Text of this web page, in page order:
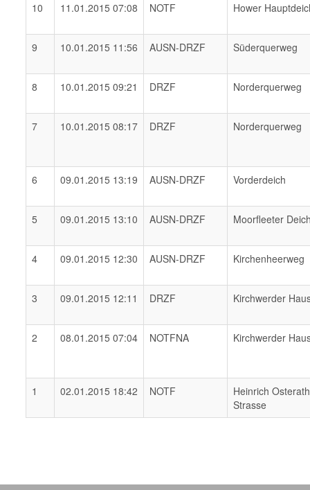
10 11.01.2015 07:08 NOTF Hower
9 10.01.2015 11:56 AUSN-DRZF Süderquerweg
8 10.01.2015 09:21 DRZF Norderquerweg
7 10.01.2015 08:17 DRZF Norderquerweg
6 09.01.2015 13:19 AUSN-DRZF Vorderdeich
5 09.01.2015 13:10 AUSN-DRZF Moorfleeter
4 09.01.2015 12:30 AUSN-DRZF Kirchenheerweg
3 09.01.2015 12:11 DRZF Kirchwerder
2 08.01.2015 07:04 NOTFNA Kirchwerder
1 02.01.2015 18:42 NOTF
Heinrich Osterath
Strasse